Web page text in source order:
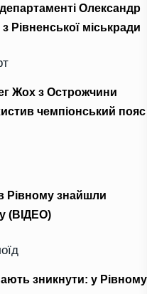
Олександр
Рівненської міськради
Жох з Острожчини
чемпіонський пояс
Рівному знайшли
(ВІДЕО)
зникнути: у Рівному